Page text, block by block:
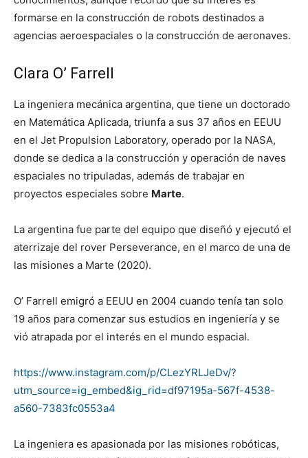
formarse en la construcción de robots destinados a
agencias aeroespaciales o la construcción de aeronaves.
Clara O’ Farrell
La ingeniera mecánica argentina, que tiene un doctorado
en Matemática Aplicada, triunfa a sus 37 años en EEUU
en el Jet Propulsion Laboratory, operado por la NASA,
donde se dedica a la construcción y operación de naves
espaciales no tripuladas, además de trabajar en
proyectos especiales sobre Marte.
La argentina fue parte del equipo que diseñó y ejecutó el
aterrizaje del rover Perseverance, en el marco de una de
las misiones a Marte (2020).
O’ Farrell emigró a EEUU en 2004 cuando tenía tan solo
19 años para comenzar sus estudios en ingeniería y se
vió atrapada por el interés en el mundo espacial.
https://www.instagram.com/p/CLezYRLJeDv/?
utm_source=ig_embed&ig_rid=df97195a-567f-4538-
a560-7383fc0553a4
La ingeniera es apasionada por las misiones robóticas,